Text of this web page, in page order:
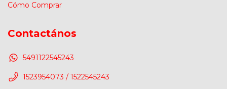
Cómo Comprar
Contactános
5491122545243
1523954073 / 1522545243